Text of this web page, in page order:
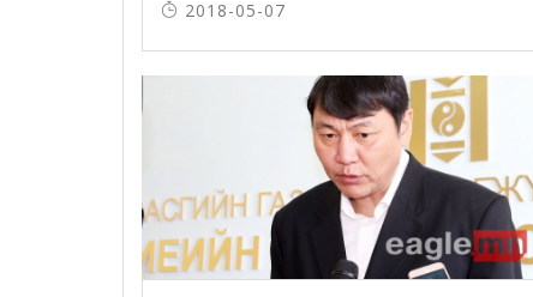
2018-05-07